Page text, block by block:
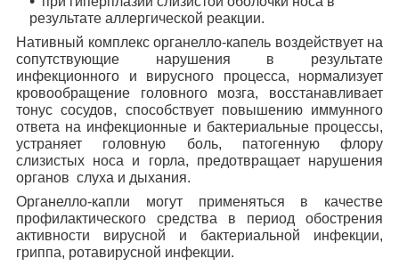
результате аллергической реакции.
Нативный комплекс органелло-капель воздействует на
сопутствующие нарушения в результате
инфекционного и вирусного процесса, нормализует
кровообращение головного мозга, восстанавливает
тонус сосудов, способствует повышению иммунного
ответа на инфекционные и бактериальные процессы,
устраняет головную боль, патогенную флору
слизистых носа и горла, предотвращает нарушения
органов слуха и дыхания.
Органелло-капли могут применяться в качестве
профилактического средства в период обострения
активности вирусной и бактериальной инфекции,
гриппа, ротавирусной инфекции.